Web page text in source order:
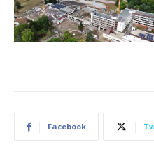
Facebook